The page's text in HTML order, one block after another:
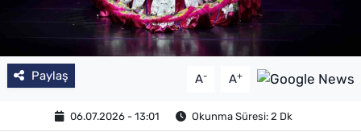
Paylaş A- A+
06.07.2026 - 13:01 Okunma Süresi: 2 Dk